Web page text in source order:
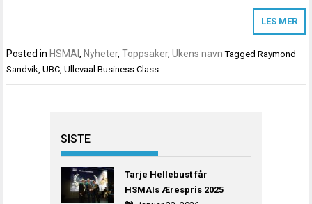
LES MER
Posted in HSMAI, Nyheter,Toppsaker,Ukens navn TaggedRaymond
Sandvik ,UBC ,Ullevaal Business Class
SISTE
Tarje Hellebust får
HSMAIs Ærespris 2025